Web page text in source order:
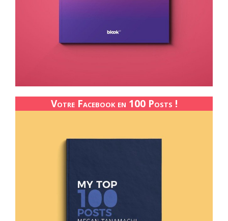
Votre Facebook en 100 Posts !